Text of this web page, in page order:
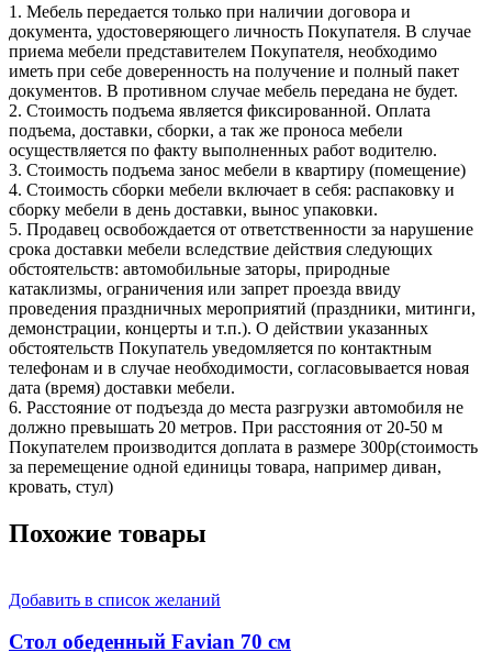
1. Мебель передается только при наличии договора и
документа, удостоверяющего личность Покупателя. В случае
приема мебели представителем Покупателя, необходимо
иметь при себе доверенность на получение и полный пакет
документов. В противном случае мебель передана не будет.
2. Стоимость подъема является фиксированной. Оплата
подъема, доставки, сборки, а так же проноса мебели
осуществляется по факту выполненных работ водителю.
3. Стоимость подъема занос мебели в квартиру (помещение)
4. Стоимость сборки мебели включает в себя: распаковку и
сборку мебели в день доставки, вынос упаковки.
5. Продавец освобождается от ответственности за нарушение
срока доставки мебели вследствие действия следующих
обстоятельств: автомобильные заторы, природные
катаклизмы, ограничения или запрет проезда ввиду
проведения праздничных мероприятий (праздники, митинги,
демонстрации, концерты и т.п.). О действии указанных
обстоятельств Покупатель уведомляется по контактным
телефонам и в случае необходимости, согласовывается новая
дата (время) доставки мебели.
6. Расстояние от подъезда до места разгрузки автомобиля не
должно превышать 20 метров. При расстояния от 20-50 м
Покупателем производится доплата в размере 300р(стоимость
за перемещение одной единицы товара, например диван,
кровать, стул)
Похожие товары
Добавить в список желаний
Стол обеденный Favian 70 см